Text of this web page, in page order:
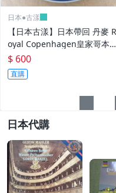
日本●古漾
【日本古漾】日本帶回 丹麥 R
oyal Copenhagen皇家哥本哈
根 1998年度手繪盤
$ 600
直購
日本代購